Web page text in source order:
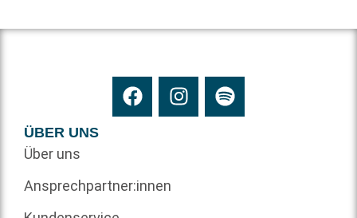
ÜBER UNS
Über uns
Ansprechpartner:innen